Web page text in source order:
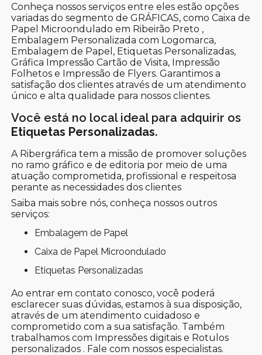
Conheça nossos serviços entre eles estão opções
variadas do segmento de GRÁFICAS, como Caixa de
Papel Microondulado em Ribeirão Preto ,
Embalagem Personalizada com Logomarca,
Embalagem de Papel, Etiquetas Personalizadas,
Gráfica Impressão Cartão de Visita, Impressão
Folhetos e Impressão de Flyers. Garantimos a
satisfação dos clientes através de um atendimento
único e alta qualidade para nossos clientes.
Você está no local ideal para adquirir os
Etiquetas Personalizadas.
A Ribergráfica tem a missão de promover soluções
no ramo gráfico e de editoria por meio de uma
atuação comprometida, profissional e respeitosa
perante as necessidades dos clientes
Saiba mais sobre nós, conheça nossos outros
serviços:
Embalagem de Papel
Caixa de Papel Microondulado
Etiquetas Personalizadas
Ao entrar em contato conosco, você poderá
esclarecer suas dúvidas, estamos à sua disposição,
através de um atendimento cuidadoso e
comprometido com a sua satisfação. Também
trabalhamos com Impressões digitais e Rotulos
personalizados . Fale com nossos especialistas.